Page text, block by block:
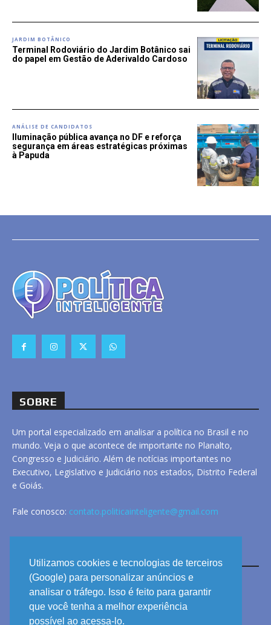
Utilizamos cookies e tecnologias de terceiros
(Google) para personalizar anúncios e
analisar o tráfego. Isso é feito para garantir
que você tenha a melhor experiência
possível ao acessa-lo.
JARDIM BOTÂNICO
Terminal Rodoviário do Jardim Botânico sai
do papel em Gestão de Aderivaldo Cardoso
ANÁLISE DE CANDIDATOS
Iluminação pública avança no DF e reforça
segurança em áreas estratégicas próximas
à Papuda
SOBRE
Um portal especializado em analisar a política no Brasil e no
mundo. Veja o que acontece de importante no Planalto,
Congresso e Judiciário. Além de notícias importantes no
Executivo, Legislativo e Judiciário nos estados, Distrito Federal
e Goiás.
Fale conosco: contato.politicainteligente@gmail.com
LINKS
ANUNCIE
PRIVACIDADE